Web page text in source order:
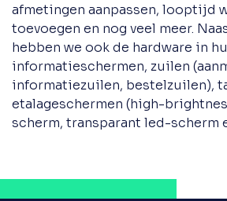
afmetingen aanpassen, looptijd
toevoegen en nog veel meer.
hebben we ook de hardware in
informatieschermen, zuilen
informatiezuilen, bestelzuilen),
etalageschermen (high-
scherm, transparant led-scherm